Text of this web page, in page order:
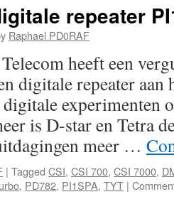
repeater
Raphael PD0RAF
heeft een
digitale repeater
experimenten
is D-star en Tetra
meer …
| Tagged CSI, CSI 700, CSI 7000,
, PD782, PI1SPA, TYT |